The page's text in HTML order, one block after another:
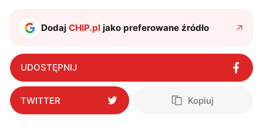
DodajCHIP.pl jako preferowane źródło
UDOSTĘPNIJ
TWITTER Kopiuj